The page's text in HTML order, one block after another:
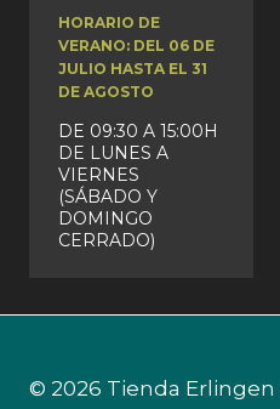
HORARIO DE
VERANO: DEL 06 DE
JULIO HASTA EL 31
DE AGOSTO
DE 09:30 A 15:00H
DE LUNES A
VIERNES
(SÁBADO Y
DOMINGO
CERRADO)
© 2026 Tienda Erlingen